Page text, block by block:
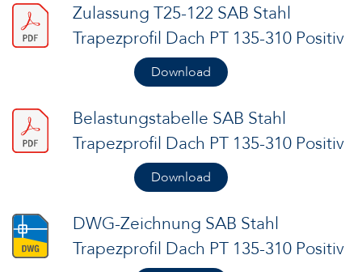
Zulassung T25-122 SAB Stahl
Trapezprofil Dach PT 135-310 Positiv
Download
Belastungstabelle SAB Stahl
Trapezprofil Dach PT 135-310 Positiv
Download
DWG-Zeichnung SAB Stahl
Trapezprofil Dach PT 135-310 Positiv